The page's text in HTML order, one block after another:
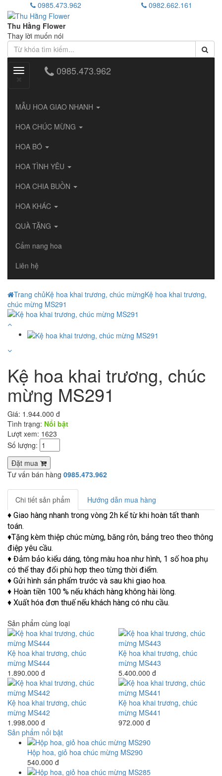
0985.473.962 0982.662.161
Thu Hằng Flower
Thay lời muốn nói
Toggle
0985.473.962
MẪU HOA GIAO NHANH
HOA CHÚC MỪNG
HOA BÓ
HOA TÌNH YÊU
HOA CHIA BUỒN
HOA KHÁC
QUÀ TẶNG
Cẩm nang hoa
Liên hệ
Trang chủKệ hoa khai trương, chúc mừngKệ hoa khai trương,
chúc mừng MS291
Kệ hoa khai trương, chúc
mừng MS291
Giá: 1.944.000 đ
Tình trạng: Nổi bật
Lượt xem: 1623
Số lượng:
Đặt mua
Tư vấn bán hàng 0985.473.962
Chi tiết sản phẩm Hướng dẫn mua hàng
♦ Giao hàng nhanh trong vòng 2h kể từ khi hoàn tất thanh
toán.
♦Tặng kèm thiệp chúc mừng, băng rôn, bảng treo theo thông
điệp yêu cầu.
♦ Đảm bảo kiểu dáng, tông màu hoa như hình, 1 số hoa phụ
có thể thay đổi phù hợp theo từng thời điểm.
♦ Gửi hình sản phẩm trước và sau khi giao hoa.
♦ Hoàn tiền 100 % nếu khách hàng không hài lòng.
♦ Xuất hóa đơn thuế nếu khách hàng có nhu cầu.
Sản phẩm cùng loại
Kệ hoa khai trương, chúc
mừng MS444
1.890.000 đ
Kệ hoa khai trương, chúc
mừng MS443
5.400.000 đ
Kệ hoa khai trương, chúc
mừng MS442
1.998.000 đ
Kệ hoa khai trương, chúc
mừng MS441
972.000 đ
Sản phẩm nổi bật
Hộp hoa, giỏ hoa chúc mừng MS290
540.000 đ